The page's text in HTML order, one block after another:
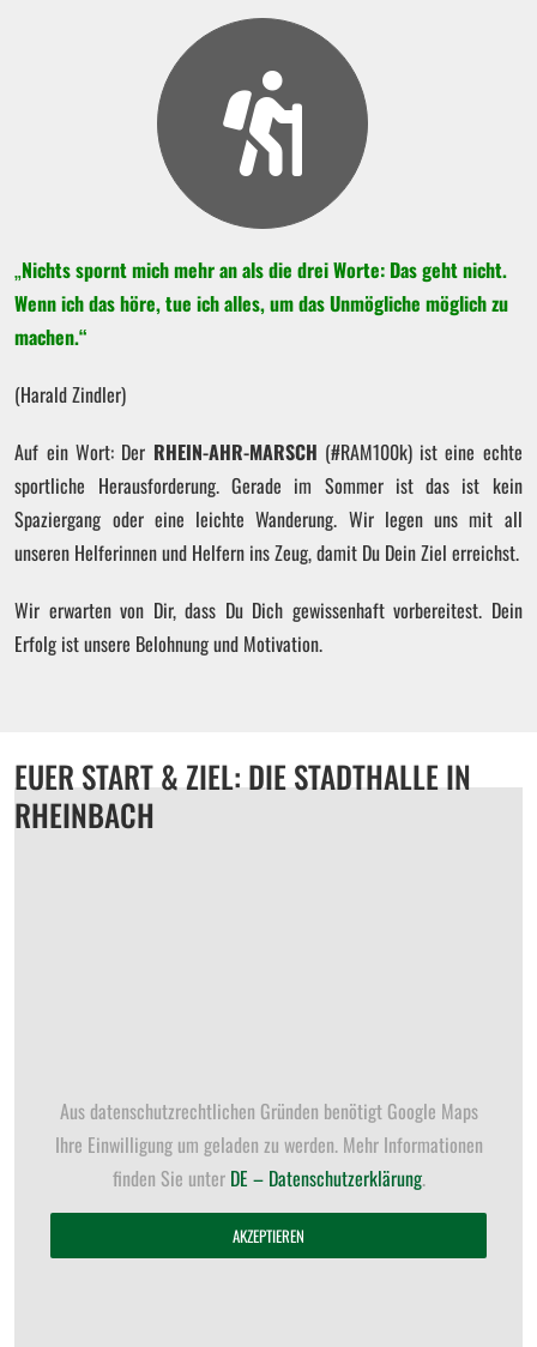
„Nichts spornt mich mehr an als die drei Worte: Das geht nicht.
Wenn ich das höre, tue ich alles, um das Unmögliche möglich zu
machen.“
(Harald Zindler)
Auf ein Wort: Der RHEIN-AHR-MARSCH (#RAM100k) ist eine echte
sportliche Herausforderung. Gerade im Sommer ist das ist kein
Spaziergang oder eine leichte Wanderung. Wir legen uns mit all
unseren Helferinnen und Helfern ins Zeug, damit Du Dein Ziel erreichst.
Wir erwarten von Dir, dass Du Dich gewissenhaft vorbereitest. Dein
Erfolg ist unsere Belohnung und Motivation.
EUER START & ZIEL: DIE STADTHALLE IN
RHEINBACH
Aus datenschutzrechtlichen Gründen benötigt Google Maps
Ihre Einwilligung um geladen zu werden. Mehr Informationen
finden Sie unter DE – Datenschutzerklärung.
AKZEPTIEREN